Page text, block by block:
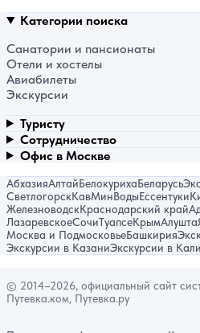
Категории поиска
Санатории и пансионаты
Отели и хостелы
Авиабилеты
Экскурсии
Туристу
Сотрудничество
Офис в Москве
АбхазияАлтайБелокурихаБеларусь
СветлогорскКавМинВодыЕссентуки
ЖелезноводскКраснодарский край
ЛазаревскоеСочиТуапсеКрымАлушта
Москва и ПодмосковьеБашкирия
Экскурсии в КазаниЭкскурсии в
© 2014–2026, официальный сайт
Путевка.ком, Путевка.ру